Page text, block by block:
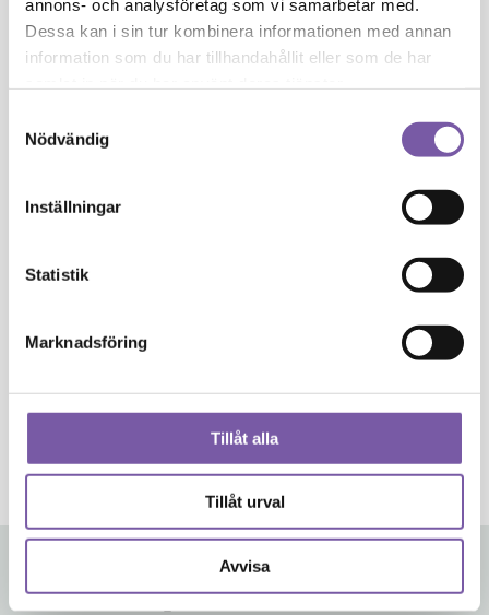
annons- och analysföretag som vi samarbetar med.
Dessa kan i sin tur kombinera informationen med annan
information som du har tillhandahållit eller som de har
Nödvändig
Inställningar
Statistik
Marknadsföring
Tillåt alla
Tillåt urval
Avvisa
Relaterade produkter
Flower
Mist
Neroli
199 kr